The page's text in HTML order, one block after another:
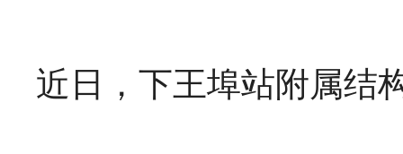
近日，下王埠站附属结